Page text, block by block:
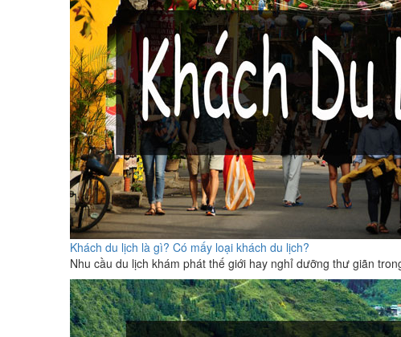
Khách du lịch là gì? Có mấy loại khách du lịch?
Nhu cầu du lịch khám phát thế giới hay nghỉ dưỡng thư giãn